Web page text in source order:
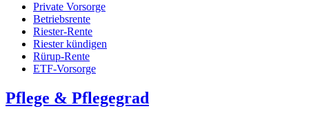
Private Vorsorge
Betriebsrente
Riester-Rente
Riester kündigen
Rürup-Rente
ETF-Vorsorge
Pflege & Pflegegrad